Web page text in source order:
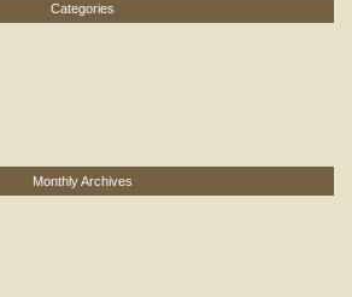
Categories
Monthly Archives